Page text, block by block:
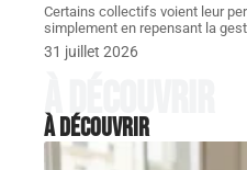
Certains collectifs voient leur
simplement en repensant la
31 juillet 2026
À découvrir
À découvrir